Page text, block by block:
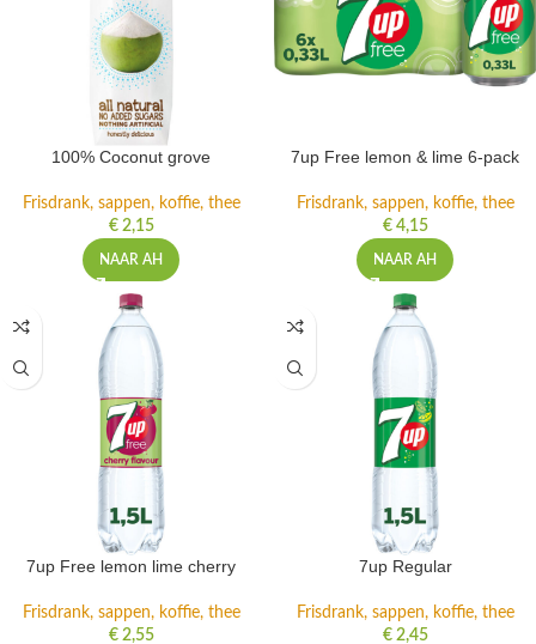
100% Coconut grove
Frisdrank, sappen, koffie, thee
€2,15
NAAR AH
7up Free lemon & lime 6-pack
Frisdrank, sappen, koffie, thee
€4,15
NAAR AH
7up Free lemon lime cherry
Frisdrank, sappen, koffie, thee
€2,55
7up Regular
Frisdrank, sappen, koffie, thee
€2,45